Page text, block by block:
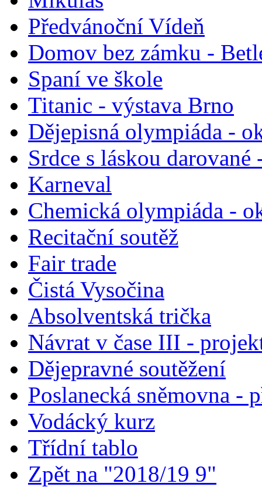
Předvánoční Vídeň
Domov bez zámku -
Spaní ve škole
Titanic - výstava Brno
Dějepisná olympiáda -
Srdce s láskou darované
Karneval
Chemická olympiáda -
Recitační soutěž
Fair trade
Čistá Vysočina
Absolventská trička
Návrat v čase III -
Dějepravné soutěžení
Poslanecká sněmovna -
Vodácký kurz
Třídní tablo
Zpět na "2018/19 9"